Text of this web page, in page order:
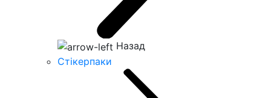
Назад
Стікерпаки